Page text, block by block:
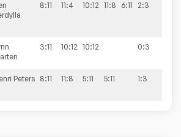
8:11 11:4 10:12 11:8 6:11 2:3
3:11 10:12 10:12 0:3
Peters 8:11 11:8 5:11 5:11 1:3